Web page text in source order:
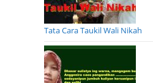
Tata Cara Taukil Wali Nikah